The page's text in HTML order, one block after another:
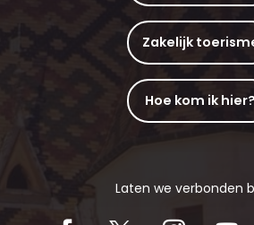
Zakelijk
Hoe kom ik hier?
Laten we verbonden